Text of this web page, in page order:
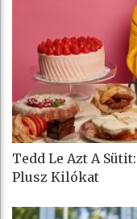
Tedd Le Azt A
Plusz Kilókat